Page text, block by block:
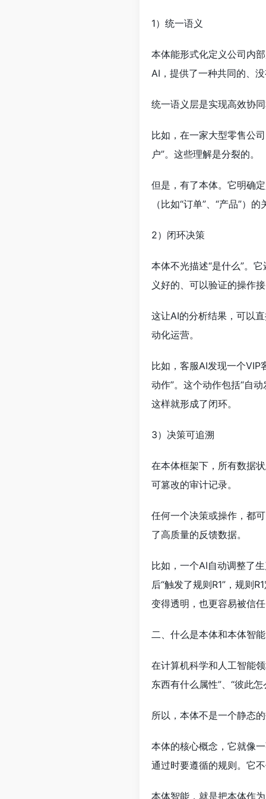
1）统一语义
本体能形式化定义公司内
AI，提供了一种共同的、
统一语义层是实现高效协
比如，在一家大型零售公
户”。这些理解是分裂的。
但是，有了本体。它明确
（比如“订单”、“产品”）
2）闭环决策
本体不光描述“是什么”。
义好的、可以验证的操作
这让AI的分析结果，可以
动化运营。
比如，客服AI发现一个VIP
动作”。这个动作包括“自
这样就形成了闭环。
3）决策可追溯
在本体框架下，所有数据
可篡改的审计记录。
任何一个决策或操作，都
了高质量的反馈数据。
比如，一个AI自动调整了
后“触发了规则R1”，规则
变得透明，也更容易被信
二、什么是本体和本体智
在计算机科学和人工智能
东西有什么属性”、“彼此
所以，本体不是一个静态
本体的核心概念，它就像
通过时要遵循的规则。它
本体智能，就是把本体作